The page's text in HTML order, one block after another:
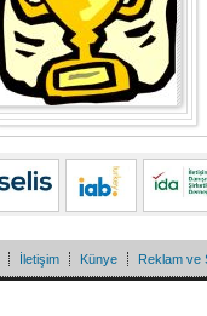
İletişim Künye Reklam ve